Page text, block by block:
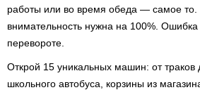
работы или во время обеда — самое то.
внимательность нужна на 100%.
перевороте.
Открой 15 уникальных машин: от
школьного автобуса, корзины из